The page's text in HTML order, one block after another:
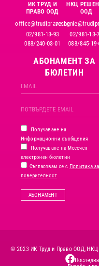
ИК ТРУД И
ПРАВО ООД
office@trudipravo.bg
02/981-13-93
088/240-03-01
НКЦ
ООД
02/981-13-
088/845-
АБОНАМЕНТ ЗА
БЮЛЕТИН
Получаване на
Информационни съобщения
Получаване на Месечен
електронен бюлетин
Съгласявам се с Политика за
поверителност
АБОНАМЕНТ
© 2023 ИК Труд и Право ООД,